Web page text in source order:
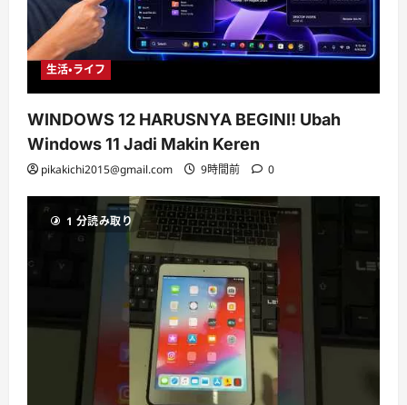
生活・ライフ
WINDOWS 12 HARUSNYA BEGINI! Ubah
Windows 11 Jadi Makin Keren
pikakichi2015@gmail.com 9時間前 0
1 分読み取り